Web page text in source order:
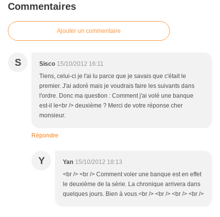
Commentaires
Ajouter un commentaire
S Sisco 15/10/2012 16:11
Tiens, celui-ci je l'ai lu parce que je savais que c'était le
premier. J'ai adoré mais je voudrais faire les suivants dans
l'ordre. Donc ma question : Comment j'ai volé une banque
est-il le<br /> deuxième ? Merci de votre réponse cher
monsieur.
Répondre
Y Yan 15/10/2012 18:13
<br /> <br /> Comment voler une banque est en effet
le deuxième de la série. La chronique arrivera dans
quelques jours. Bien à vous.<br /> <br /> <br /> <br />